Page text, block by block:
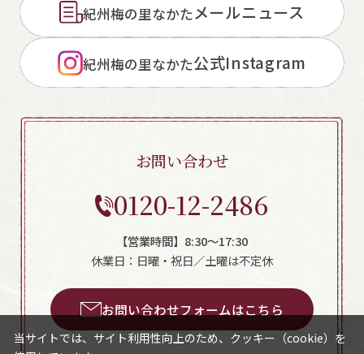
紀州梅の里なかたメールニュース
紀州梅の里なかた公式Instagram
お問い合わせ
0120-12-2486
【営業時間】8:30～17:30
休業日：日曜・祝日／土曜は不定休
お問い合わせフォームはこちら
当サイトでは、サイト利用性向上のため、クッキー（cookie）を